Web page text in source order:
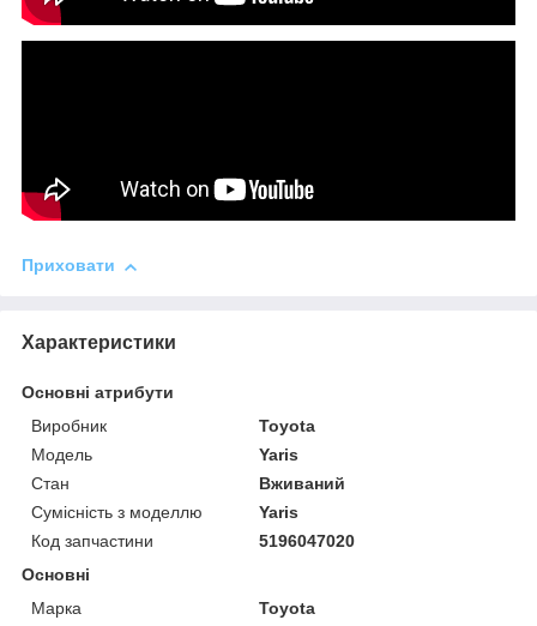
Приховати
Характеристики
Основні атрибути
Виробник
Toyota
Модель
Yaris
Стан
Вживаний
Сумісність з моделлю
Yaris
Код запчастини
5196047020
Основні
Марка
Toyota